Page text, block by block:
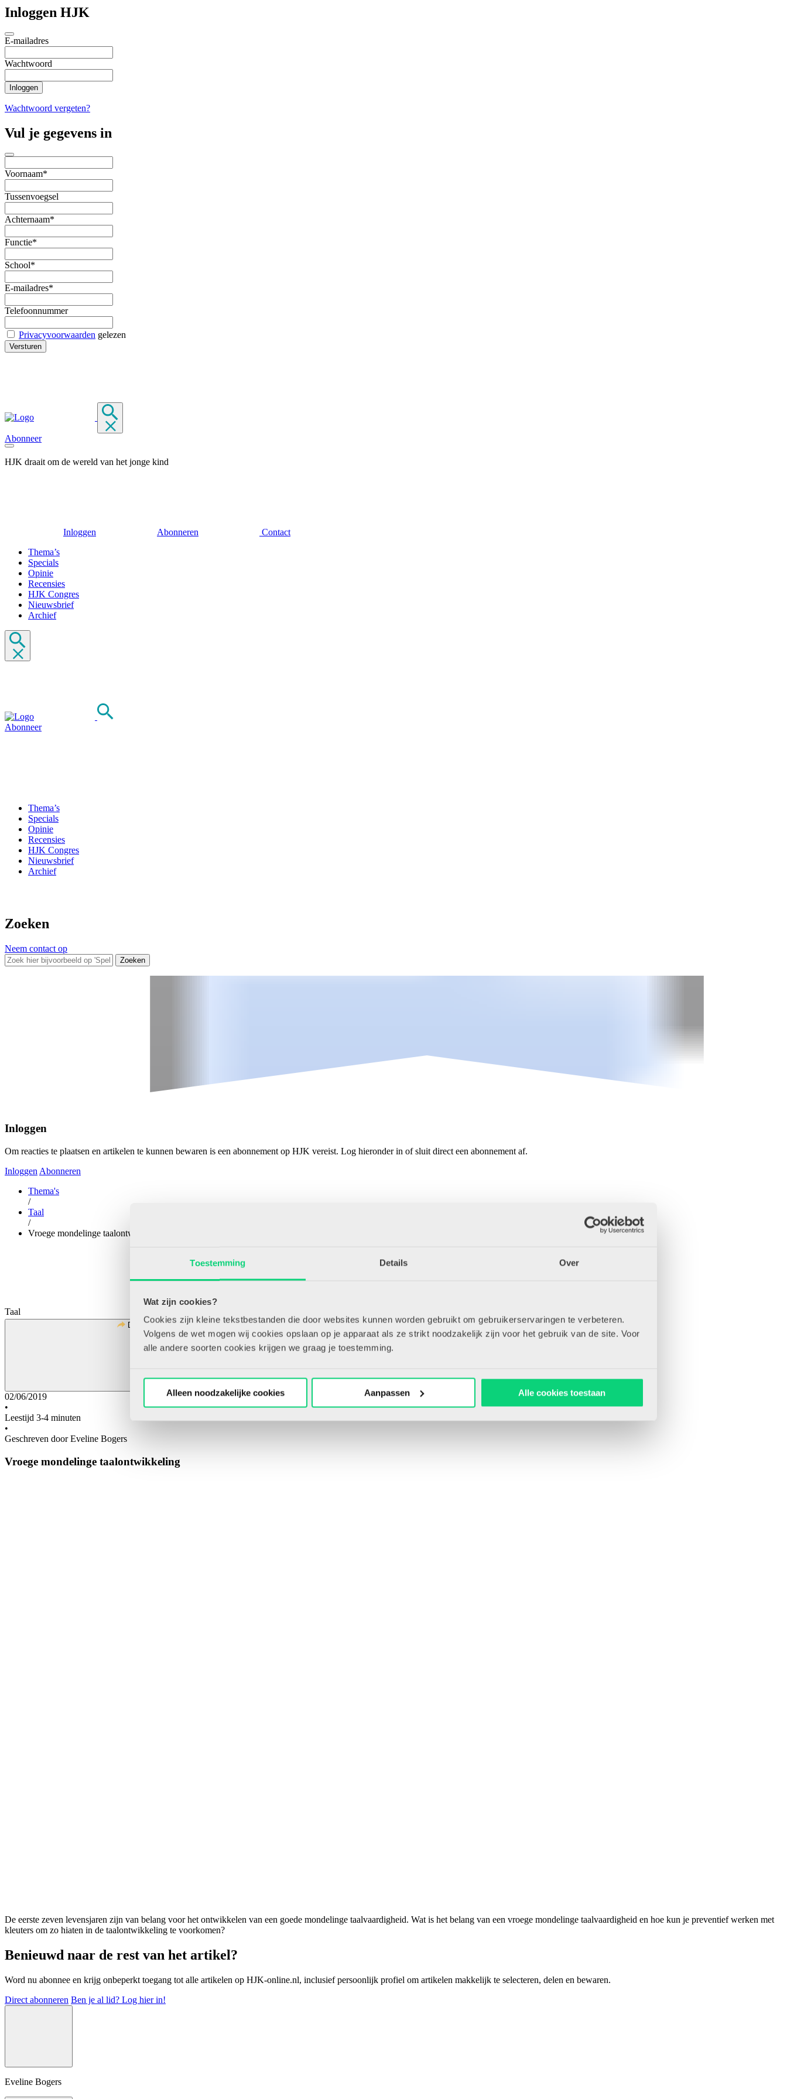
Toestemming Details Over
Wat zijn cookies?
Cookies zijn kleine tekstbestanden die door websites kunnen worden gebruikt om gebruikerservaringen te verbeteren.
Volgens de wet mogen wij cookies opslaan op je apparaat als ze strikt noodzakelijk zijn voor het gebruik van de site. Voor
alle andere soorten cookies krijgen we graag je toestemming.
Alleen noodzakelijke cookies Aanpassen Alle cookies toestaan
Inloggen HJK
E-mailadres
Wachtwoord
Wachtwoord vergeten?
Vul je gegevens in
Voornaam*
Tussenvoegsel
Achternaam*
Functie*
School*
E-mailadres*
Telefoonnummer
Privacyvoorwaarden gelezen
Abonneer
HJK draait om de wereld van het jonge kind
Inloggen Abonneren
Contact
Thema’s
Specials
Opinie
Recensies
HJK Congres
Nieuwsbrief
Archief
Abonneer
Thema’s
Specials
Opinie
Recensies
HJK Congres
Nieuwsbrief
Archief
Zoeken
Neem contact op
Zoeken
Inloggen
Om reacties te plaatsen en artikelen te kunnen bewaren is een abonnement op HJK vereist. Log hieronder in of sluit direct een abonnement af.
Inloggen Abonneren
Thema's
/
Taal
/
Vroege mondelinge taalontwikkeling
Taal
Deel Bewaar artikel
02/06/2019
•
Leestijd 3-4 minuten
•
Geschreven door Eveline Bogers
Vroege mondelinge taalontwikkeling
De eerste zeven levensjaren zijn van belang voor het ontwikkelen van een goede mondelinge taalvaardigheid. Wat is het belang van een vroege mondelinge taalvaardigheid en hoe kun je preventief werken met
kleuters om zo hiaten in de taalontwikkeling te voorkomen?
Benieuwd naar de rest van het artikel?
Word nu abonnee en krijg onbeperkt toegang tot alle artikelen op HJK-online.nl, inclusief persoonlijk profiel om artikelen makkelijk te selecteren, delen en bewaren.
Direct abonneren Ben je al lid? Log hier in!
Eveline Bogers